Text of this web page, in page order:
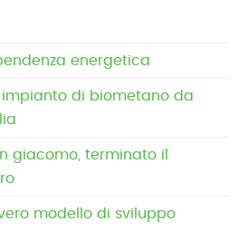
energetica
di biometano da
giacomo, terminato il
modello di sviluppo